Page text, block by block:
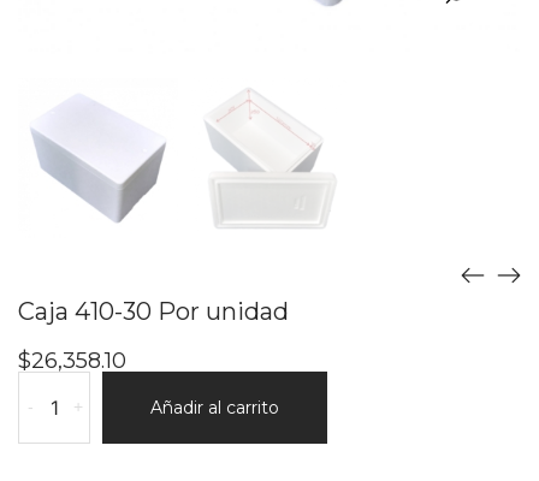
Caja 410-30 Por unidad
$26,358.10
-
410-
30
+ Añadir al carrito